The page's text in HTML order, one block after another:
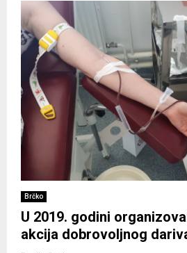
Brčko
U 2019. godini
akcija dobrovoljnog